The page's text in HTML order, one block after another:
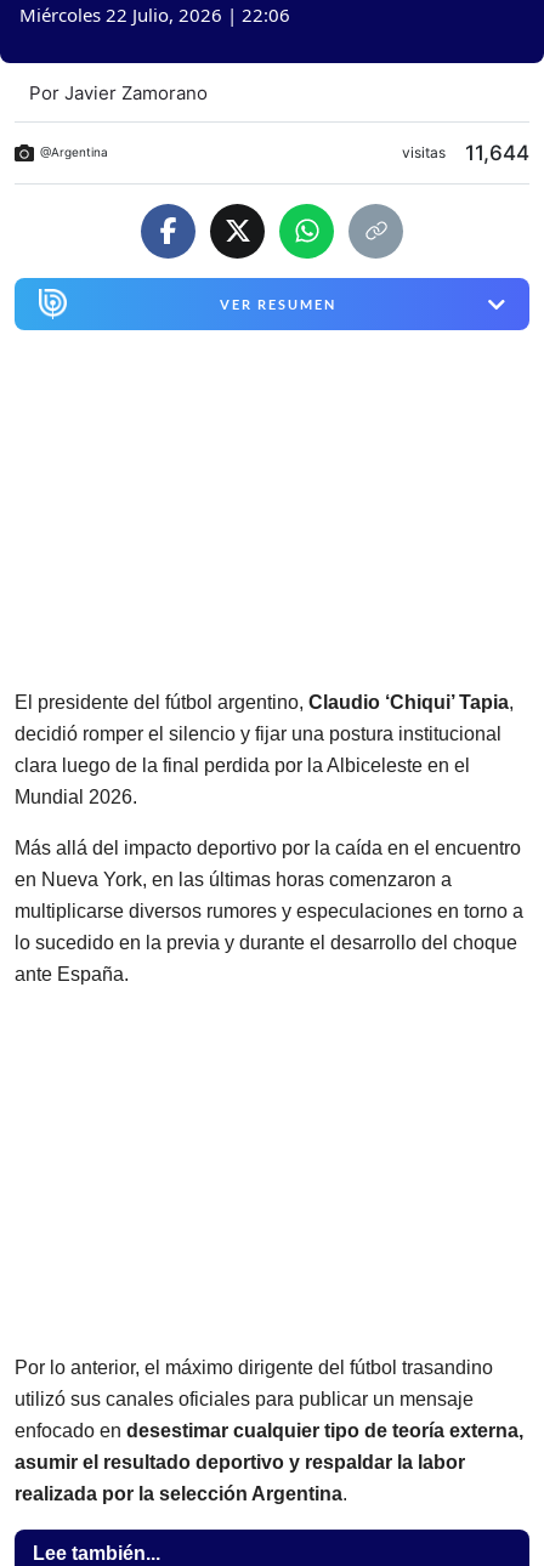
Miércoles 22 Julio, 2026 | 22:06
Por Javier Zamorano
@Argentina visitas 11,644
VER RESUMEN
El presidente del fútbol argentino, Claudio ‘Chiqui’ Tapia,
decidió romper el silencio y fijar una postura institucional
clara luego de la final perdida por la Albiceleste en el
Mundial 2026.
Más allá del impacto deportivo por la caída en el encuentro
en Nueva York, en las últimas horas comenzaron a
multiplicarse diversos rumores y especulaciones en torno a
lo sucedido en la previa y durante el desarrollo del choque
ante España.
Por lo anterior, el máximo dirigente del fútbol trasandino
utilizó sus canales oficiales para publicar un mensaje
enfocado en desestimar cualquier tipo de teoría externa,
asumir el resultado deportivo y respaldar la labor
realizada por la selección Argentina.
Lee también...